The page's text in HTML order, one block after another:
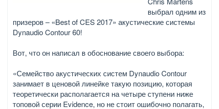
выбрал одним из
призеров – «Best of CES 2017» акустические системы
Dynaudio Contour 60!
Вот, что он написал в обоснование своего выбора:
«Семейство акустических систем Dynaudio Contour
занимает в ценовой линейке такую позицию, которая
теоретически располагается на четыре ступени ниже
топовой серии Evidence, но не стоит ошибочно полагать,